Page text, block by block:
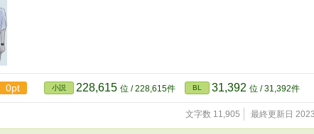
0pt 小説 228,615 位 / 228,615件 BL 31,392 位 / 31,392件
文字数 11,905 最終更新日